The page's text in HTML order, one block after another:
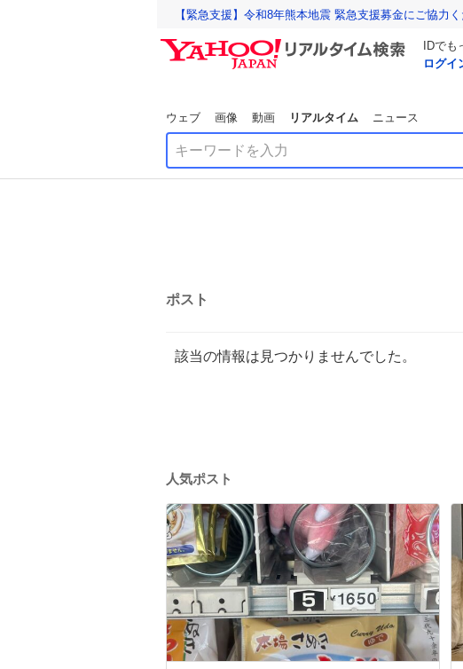
【緊急支援】令和8年熊本地震 緊急支援募金にご協力
IDで
ログイ
ウェブ 画像 動画 リアルタイム ニュース
ポスト
該当の情報は見つかりませんでした。
人気ポスト